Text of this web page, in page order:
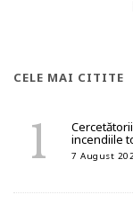
CELE MAI CITITE
incendiile
7 August